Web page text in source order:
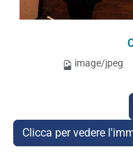
image/jpeg
Clicca per vedere